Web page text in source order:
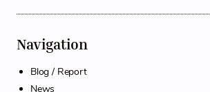
Navigation
Blog / Report
News